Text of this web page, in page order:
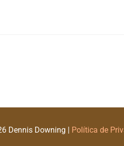
Dennis Downing | Política de